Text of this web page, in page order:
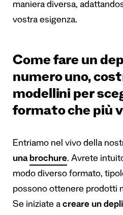
maniera diversa,
vostra esigenza.
Come fare un
numero uno,
modellini per
formato che più
Entriamo nel vivo della
unabrochure. Avrete
modo diverso formato,
possono ottenere prodotti
Se iniziate a creare un